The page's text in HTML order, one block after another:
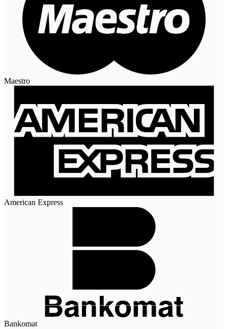
Maestro
American Express
Bankomat